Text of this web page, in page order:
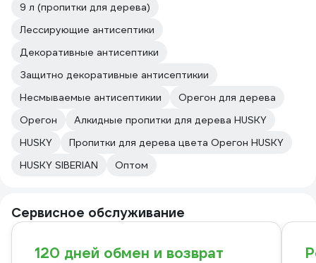
9 л (пропитки для дерева)
Лессирующие антисептики
Декоративные антисептики
Защитно декоративные антисептикии
Несмываемые антисептикии
Орегон для дерева
Орегон
Алкидные пропитки для дерева HUSKY
HUSKY
Пропитки для дерева цвета Орегон HUSKY
HUSKY SIBERIAN
Оптом
Сервисное обслуживание
120 дней обмен и возврат